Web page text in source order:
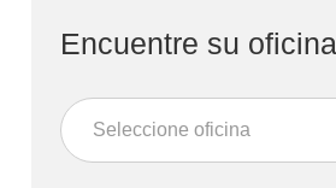
Encuentre su oficina